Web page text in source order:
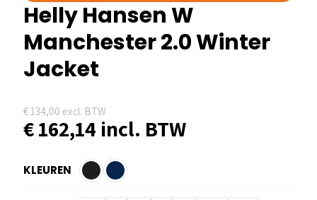
Helly Hansen W
Manchester 2.0 Winter
Jacket
€134,00 excl. BTW
€162,14 incl. BTW
KLEUREN